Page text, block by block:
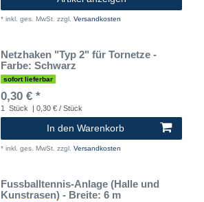
* inkl. ges. MwSt. zzgl. Versandkosten
Netzhaken "Typ 2" für Tornetze -
Farbe: Schwarz
sofort lieferbar
0,30 € *
1 Stück | 0,30 € / Stück
In den Warenkorb
* inkl. ges. MwSt. zzgl. Versandkosten
Fussballtennis-Anlage (Halle und
Kunstrasen) - Breite: 6 m